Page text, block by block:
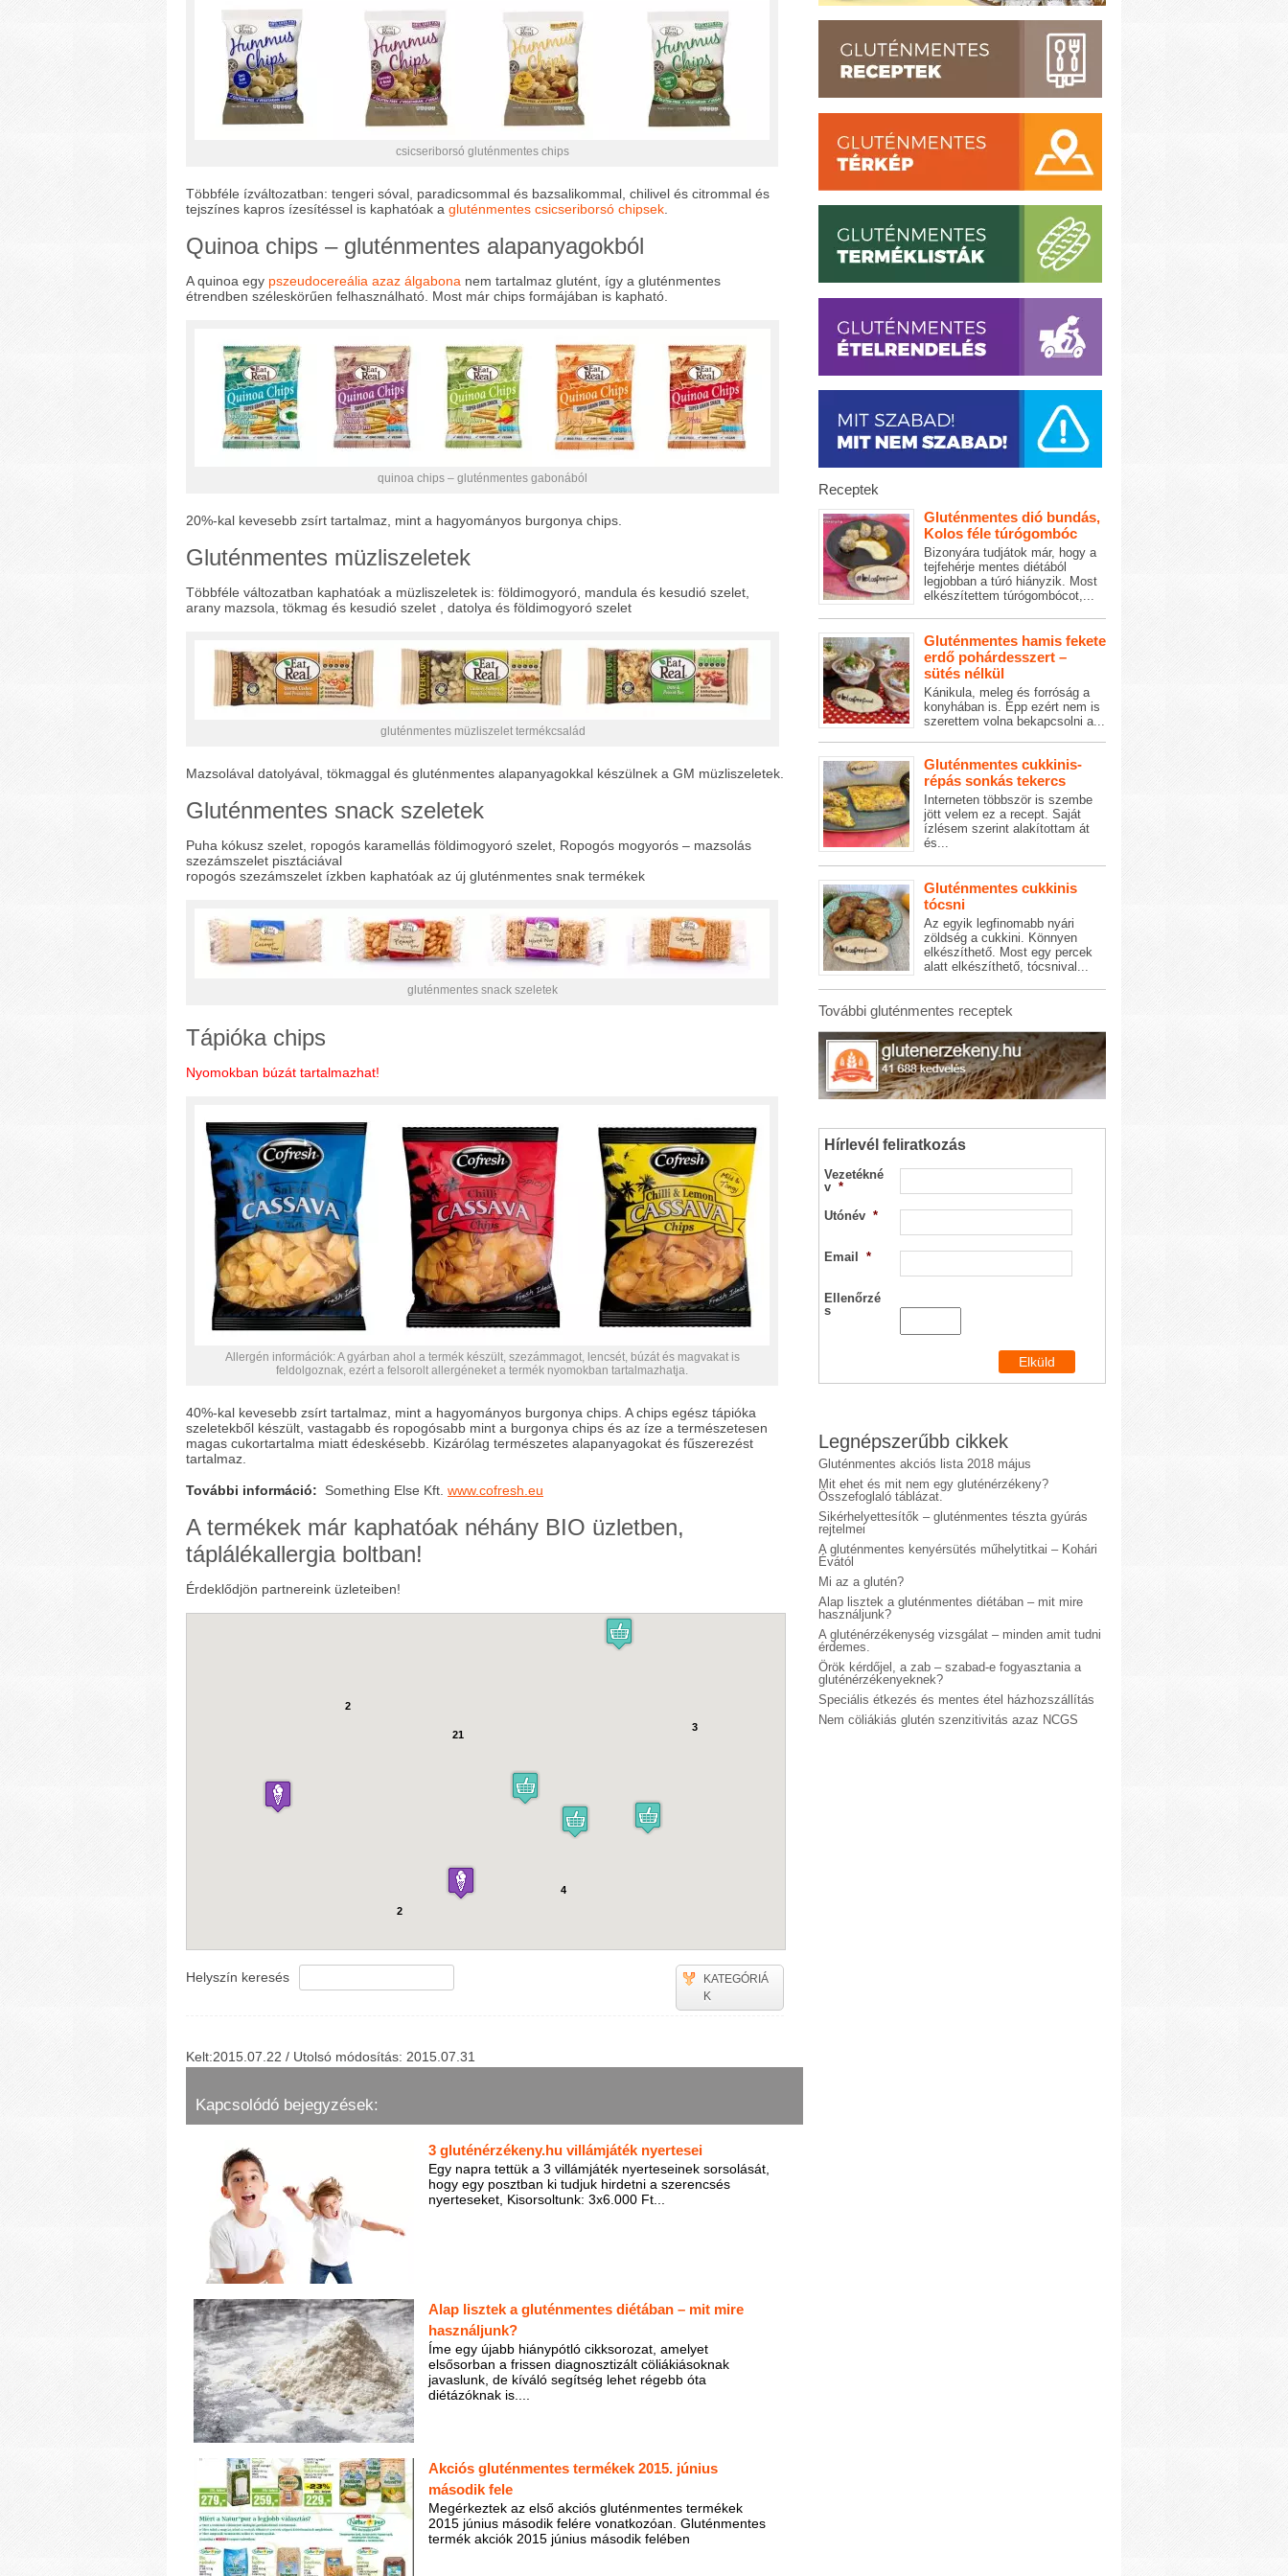
csicseriborsó gluténmentes chips
Többféle ízváltozatban: tengeri sóval, paradicsommal és bazsalikommal, chilivel és citrommal és
tejszínes kapros ízesítéssel is kaphatóak a gluténmentes csicseriborsó chipsek
Quinoa chips – gluténmentes alapanyagokból
A quinoa egy pszeudocereália azaz álgabona nem tartalmaz glutént, így a gluténmentes
étrendben széleskörűen felhasználható. Most már chips formájában is kapható.
quinoa chips – gluténmentes gabonából
20%-kal kevesebb zsírt tartalmaz, mint a hagyományos burgonya chips.
Gluténmentes müzliszeletek
Többféle változatban kaphatóak a müzliszeletek is: földimogyoró, mandula és kesudió szelet,
arany mazsola, tökmag és kesudió szelet , datolya és földimogyoró szelet
gluténmentes müzliszelet termékcsalád
Mazsolával datolyával, tökmaggal és gluténmentes alapanyagokkal készülnek a GM müzliszeletek.
Gluténmentes snack szeletek
Puha kókusz szelet, ropogós karamellás földimogyoró szelet, Ropogós mogyorós – mazsolás
szezámszelet pisztáciával
ropogós szezámszelet ízkben kaphatóak az új gluténmentes snak termékek
gluténmentes snack szeletek
Tápióka chips
Nyomokban búzát tartalmazhat!
Allergén információk: A gyárban ahol a termék készült, szezámmagot, lencsét, búzát és magvakat is
feldolgoznak, ezért a felsorolt allergéneket a termék nyomokban tartalmazhatja.
40%-kal kevesebb zsírt tartalmaz, mint a hagyományos burgonya chips. A chips egész tápióka
szeletekből készült, vastagabb és ropogósabb mint a burgonya chips és az íze a természetesen
magas cukortartalma miatt édeskésebb. Kizárólag természetes alapanyagokat és fűszerezést
tartalmaz.
További információ: Something Else Kft. www.cofresh.eu
A termékek már kaphatóak néhány BIO üzletben,
táplálékallergia boltban!
Érdeklődjön partnereink üzleteiben!
21
3
2
2
4
KATEGÓRIÁ
K
Helyszín keresés
Kelt:2015.07.22 / Utolsó módosítás: 2015.07.31
Kapcsolódó bejegyzések:
3 gluténérzékeny.hu villámjáték nyertesei
Egy napra tettük a 3 villámjáték nyerteseinek sorsolását,
hogy egy posztban ki tudjuk hirdetni a szerencsés
nyerteseket, Kisorsoltunk: 3x6.000 Ft...
Alap lisztek a gluténmentes diétában – mit mire
használjunk?
Íme egy újabb hiánypótló cikksorozat, amelyet
elsősorban a frissen diagnosztizált cöliákiásoknak
javaslunk, de kíváló segítség lehet régebb óta
diétázóknak is....
Akciós gluténmentes termékek 2015. június
második fele
Megérkeztek az első akciós gluténmentes termékek
2015 június második felére vonatkozóan. Gluténmentes
termék akciók 2015 június második felében
Receptek
Gluténmentes dió bundás,
Kolos féle túrógombóc
Bizonyára tudjátok már, hogy a
tejfehérje mentes diétából
legjobban a túró hiányzik. Most
elkészítettem túrógombócot,...
Gluténmentes hamis fekete
erdő pohárdesszert –
sütés nélkül
Kánikula, meleg és forróság a
konyhában is. Épp ezért nem is
szerettem volna bekapcsolni a...
Gluténmentes cukkinis-
répás sonkás tekercs
Interneten többször is szembe
jött velem ez a recept. Saját
ízlésem szerint alakítottam át
és...
Gluténmentes cukkinis
tócsni
Az egyik legfinomabb nyári
zöldség a cukkini. Könnyen
elkészíthető. Most egy percek
alatt elkészíthető, tócsnival...
További gluténmentes receptek
Hírlevél feliratkozás
Vezetékné
v *
Utónév *
Email *
Ellenőrzé
s
Legnépszerűbb cikkek
Gluténmentes akciós lista 2018 május
Mit ehet és mit nem egy gluténérzékeny?
Összefoglaló táblázat.
Sikérhelyettesítők – gluténmentes tészta gyúrás
rejtelmei
A gluténmentes kenyérsütés műhelytitkai – Kohári
Évától
Mi az a glutén?
Alap lisztek a gluténmentes diétában – mit mire
használjunk?
A gluténérzékenység vizsgálat – minden amit tudni
érdemes.
Örök kérdőjel, a zab – szabad-e fogyasztania a
gluténérzékenyeknek?
Speciális étkezés és mentes étel házhozszállítás
Nem cöliákiás glutén szenzitivitás azaz NCGS